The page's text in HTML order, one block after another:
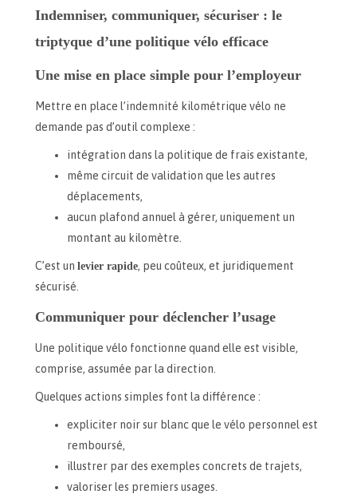
Indemniser, communiquer, sécuriser : le
triptyque d’une politique vélo efficace
Une mise en place simple pour l’employeur
Mettre en place l’indemnité kilométrique vélo ne
demande pas d’outil complexe :
intégration dans la politique de frais existante,
même circuit de validation que les autres
déplacements,
aucun plafond annuel à gérer, uniquement un
montant au kilomètre.
C’est un levier rapide, peu coûteux, et juridiquement
sécurisé.
Communiquer pour déclencher l’usage
Une politique vélo fonctionne quand elle est visible,
comprise, assumée par la direction.
Quelques actions simples font la différence :
expliciter noir sur blanc que le vélo personnel est
remboursé,
illustrer par des exemples concrets de trajets,
valoriser les premiers usages.